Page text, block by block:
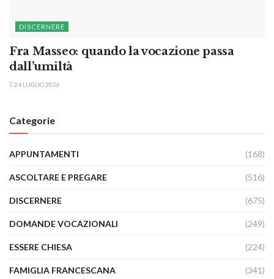
DISCERNERE
Fra Masseo: quando la vocazione passa
dall’umiltà
24 LUGLIO 2026
Categorie
APPUNTAMENTI (168)
ASCOLTARE E PREGARE (516)
DISCERNERE (675)
DOMANDE VOCAZIONALI (249)
ESSERE CHIESA (224)
FAMIGLIA FRANCESCANA (341)